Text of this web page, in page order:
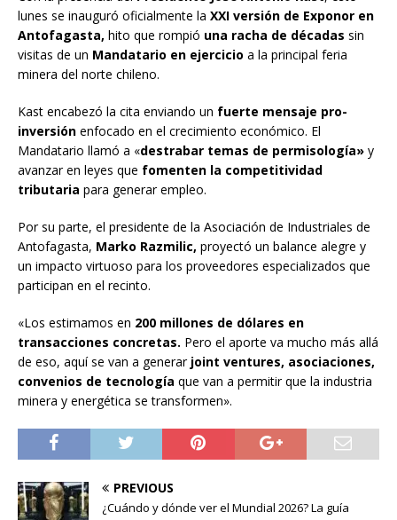
lunes se inauguró oficialmente la XXI versión de Exponor en
Antofagasta, hito que rompió una racha de décadas sin
visitas de un Mandatario en ejercicio a la principal feria
minera del norte chileno.
Kast encabezó la cita enviando un fuerte mensaje pro-
inversión enfocado en el crecimiento económico. El
Mandatario llamó a «destrabar temas de permisología» y
avanzar en leyes que fomenten la competitividad
tributaria para generar empleo.
Por su parte, el presidente de la Asociación de Industriales de
Antofagasta, Marko Razmilic, proyectó un balance alegre y
un impacto virtuoso para los proveedores especializados que
participan en el recinto.
«Los estimamos en 200 millones de dólares en
transacciones concretas. Pero el aporte va mucho más allá
de eso, aquí se van a generarjoint ventures, asociaciones,
convenios de tecnología que van a permitir que la industria
minera y energética se transformen».
PREVIOUS
¿Cuándo y dónde ver el Mundial 2026? La guía